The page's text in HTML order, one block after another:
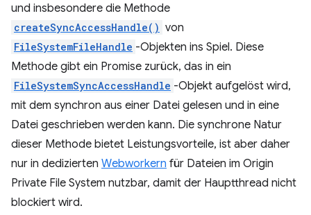
und insbesondere die Methode
createSyncAccessHandle() von
FileSystemFileHandle -Objekten ins Spiel. Diese
Methode gibt ein Promise zurück, das in ein
FileSystemSyncAccessHandle -Objekt aufgelöst wird,
mit dem synchron aus einer Datei gelesen und in eine
Datei geschrieben werden kann. Die synchrone Natur
dieser Methode bietet Leistungsvorteile, ist aber daher
nur in dedizierten Webworkern für Dateien im Origin
Private File System nutzbar, damit der Hauptthread nicht
blockiert wird.